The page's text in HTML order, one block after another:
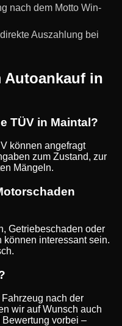
nach dem Motto Win-
Auszahlung bei
Autoankauf in
TÜV in Maintal?
können angefragt
zum Zustand, zur
Mängeln.
Getriebeschaden oder
interessant sein.
nach der
wir auf Wunsch auch
vorbei –